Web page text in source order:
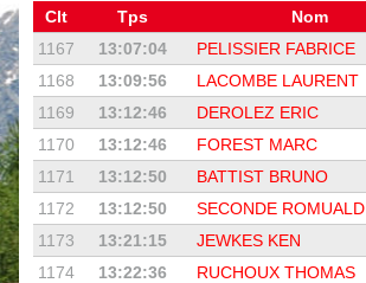
Clt Tps Nom
1167
13:07:04
PELISSIER FABRICE
1168
13:09:56
LACOMBE LAURENT
1169
13:12:46
DEROLEZ ERIC
1170
13:12:46
FOREST MARC
1171
13:12:50 BATTIST BRUNO
1172
13:12:50 SECONDE ROMUALD
1173
13:21:15
JEWKES KEN
1174
13:22:36
RUCHOUX THOMAS